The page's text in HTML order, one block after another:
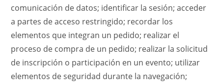
comunicación de datos; identificar la sesión; acceder
a partes de acceso restringido; recordar los
elementos que integran un pedido; realizar el
proceso de compra de un pedido; realizar la solicitud
de inscripción o participación en un evento; utilizar
elementos de seguridad durante la navegación;